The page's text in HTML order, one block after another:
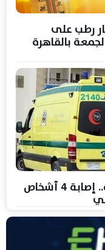
رطب على
بالقاهرة
أغلبهم يحملون الجنسية الأردنية.. إصابة 4 أشخاص